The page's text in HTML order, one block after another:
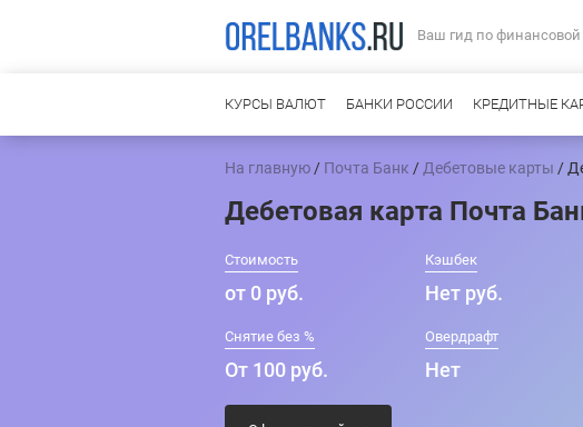
Ваш гид по финансовой
КУРСЫ ВАЛЮТ БАНКИ РОССИИ КРЕДИТНЫЕ
На главную / Почта Банк / Дебетовые карты /
Дебетовая карта Почта
Стоимость
от 0 руб.
Кэшбек
Нет руб.
Снятие без %
От 100 руб.
Овердрафт
Нет